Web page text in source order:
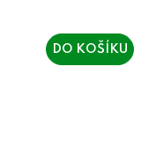
DO KOŠÍKU